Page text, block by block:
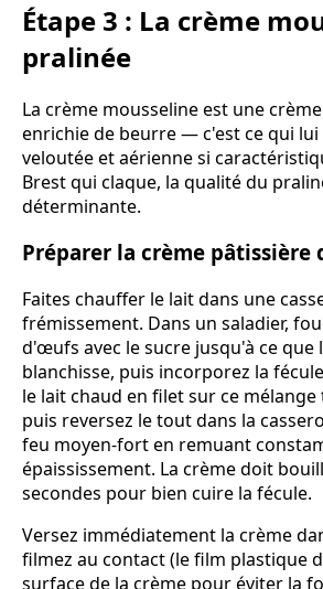
Étape 3 : La crème
pralinée
La crème mousseline est une
enrichie de beurre — c'est ce qui
veloutée et aérienne si
Brest qui claque, la qualité du
déterminante.
Préparer la crème pâtissière
Faites chauffer le lait dans une
frémissement. Dans un saladier,
d'œufs avec le sucre jusqu'à ce que
blanchisse, puis incorporez la
le lait chaud en filet sur ce
puis reversez le tout dans la
feu moyen-fort en remuant
épaississement. La crème doit
secondes pour bien cuire la fécule.
Versez immédiatement la crème
filmez au contact (le film plastique
surface de la crème pour éviter la